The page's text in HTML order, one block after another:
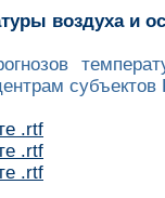
воздуха и
субъектов
.rtf
.rtf
.rtf